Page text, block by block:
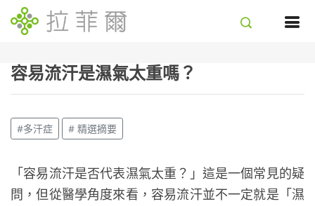
容易流汗是濕氣太重嗎？
#多汗症 # 精選摘要
「容易流汗是否代表濕氣太重？」這是一個常見的疑
問，但從醫學角度來看，容易流汗並不一定就是「濕